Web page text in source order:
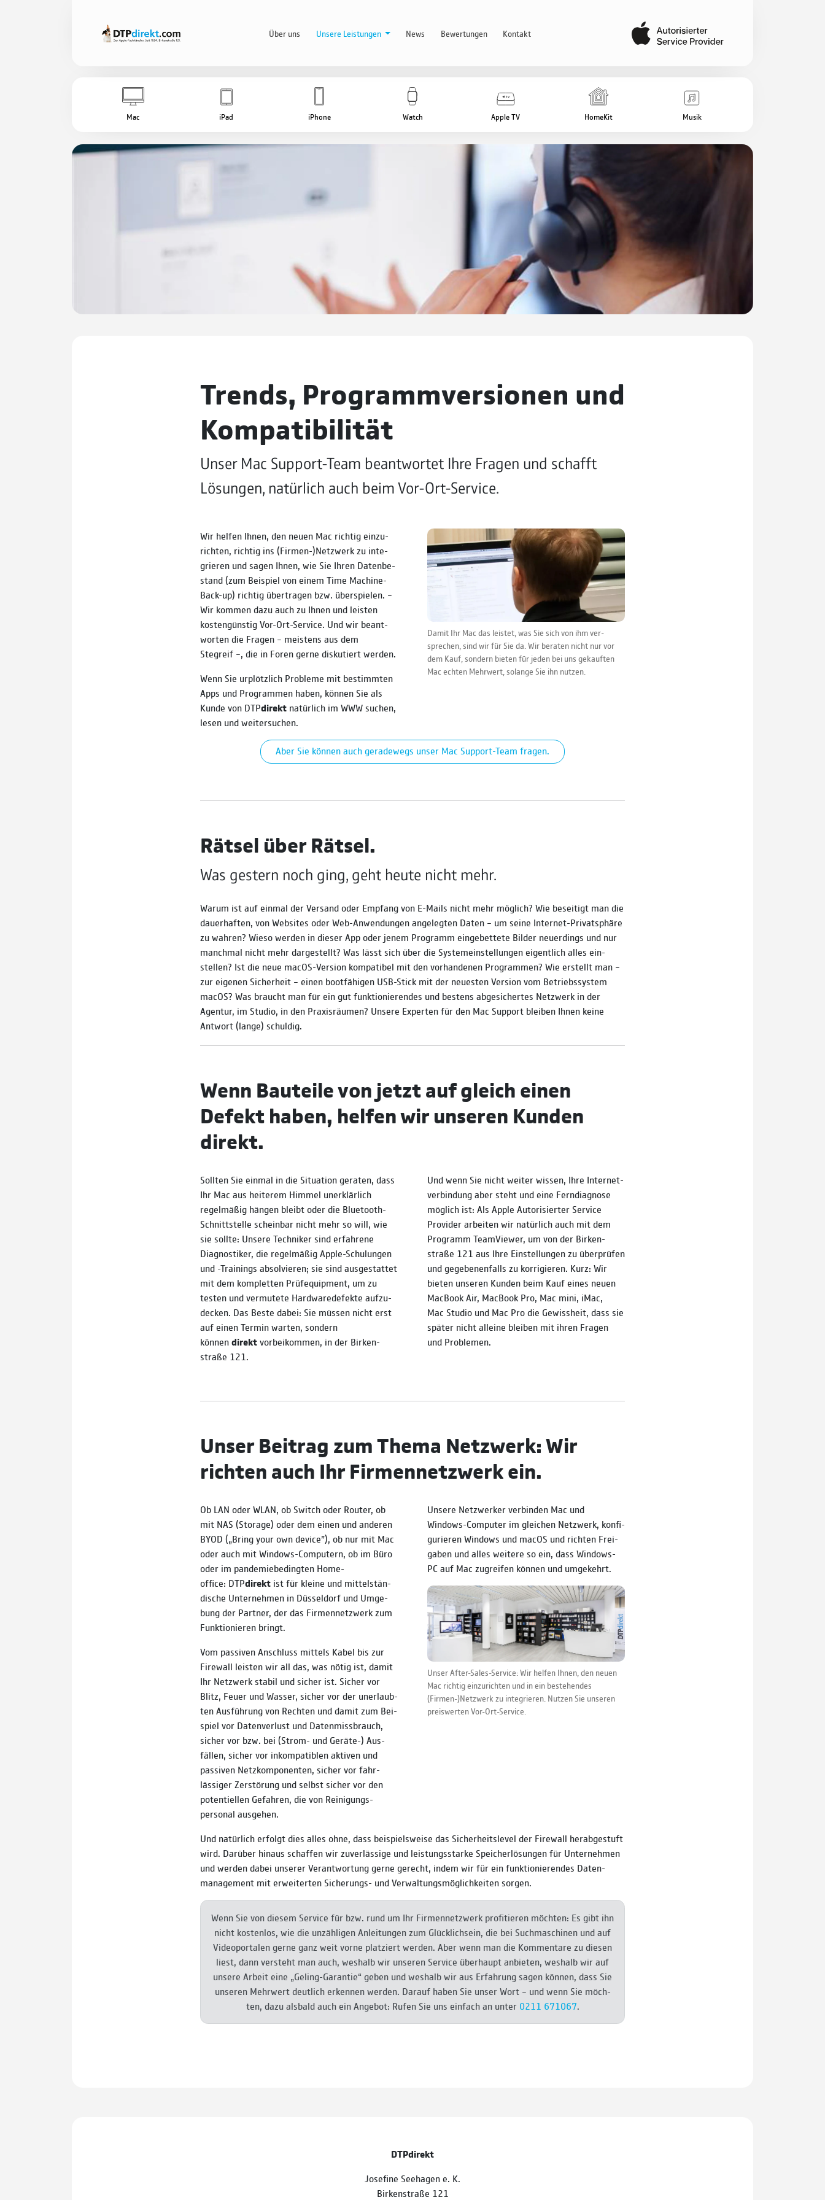
Über uns Unsere Leistungen News Bewertungen Kontakt
Mac iPad iPhone Watch Apple TV HomeKit Musik
Trends, Programmversionen und
Kompatibilität
Unser Mac Support-Team beant­wortet Ihre Fragen und schafft
Lösungen, natür­lich auch beim Vor-Ort-Service.
Wir helfen Ihnen, den neuen Mac richtig ein­zu­
rich­ten, richtig ins (Firmen-)Netz­werk zu inte­
grie­ren und sagen Ihnen, wie Sie Ihren Daten­be­
stand (zum Bei­spiel von einem Time Machine-
Back-up) richtig über­tragen bzw. über­spielen. –
Wir kommen dazu auch zu Ihnen und leisten
kosten­güns­tig Vor-Ort-Service. Und wir beant­
worten die Fragen – meistens aus dem
Stegreif –, die in Foren gerne dis­ku­tiert werden.
Wenn Sie ur­plötz­lich Pro­bleme mit be­stimm­ten
Apps und Pro­gram­men haben, können Sie als
Kunde von DTPdirekt natürlich im WWW suchen,
lesen und weiter­suchen.
Damit Ihr Mac das leistet, was Sie sich von ihm ver­
sprechen, sind wir für Sie da. Wir bera­ten nicht nur vor
dem Kauf, son­dern bieten für jeden bei uns gekauf­ten
Mac echten Mehr­wert, so­lange Sie ihn nutzen.
Aber Sie können auch gerade­wegs unser Mac Support-Team fragen.
Rätsel über Rätsel.
Was gestern noch ging, geht heute nicht mehr.
Warum ist auf einmal der Ver­sand oder Emp­fang von E-Mails nicht mehr mög­lich? Wie besei­tigt man die
dauer­haf­ten, von Websites oder Web-Anwendungen ange­leg­ten Daten – um seine Inter­net-Privats­phäre
zu wahren? Wieso werden in dieser App oder jenem Pro­gramm einge­bette­te Bilder neuer­dings und nur
manch­mal nicht mehr dar­ge­stellt? Was lässt sich über die System­ein­stellun­gen eigent­lich alles ein­
stellen? Ist die neue macOS-Version kom­pa­ti­bel mit den vor­han­de­nen Pro­gram­men? Wie er­stellt man –
zur eige­nen Sicher­heit – einen boot­fähi­gen USB-Stick mit der neuesten Version vom Betriebs­system
macOS? Was braucht man für ein gut funk­tio­nieren­des und bestens abge­sicher­tes Netz­werk in der
Agentur, im Studio, in den Praxis­räumen? Unsere Exper­ten für den Mac Support blei­ben Ihnen keine
Antwort (lange) schuldig.
Wenn Bauteile von jetzt auf gleich einen
Defekt haben, helfen wir unseren Kunden
direkt.
Sollten Sie ein­mal in die Situa­tion ge­ra­ten, dass
Ihr Mac aus hei­te­rem Himmel un­er­klär­lich
regel­mäßig hängen bleibt oder die Blue­tooth-
Schnitt­stelle schein­bar nicht mehr so will, wie
sie sollte: Unsere Techni­ker sind erfah­rene
Diag­nosti­ker, die regel­mäßig Apple-Schulungen
und -Trainings absol­vieren; sie sind aus­ge­stattet
mit dem kom­plet­ten Prüf­equip­ment, um zu
testen und vermu­tete Hard­ware­defekte aufzu­
decken. Das Beste dabei: Sie müssen nicht erst
auf einen Termin warten, sondern
könnendirektvorbei­kommen, in der Birken­
straße 121.
Und wenn Sie nicht weiter wissen, Ihre Inter­net­
ver­bindung aber steht und eine Fern­diagnose
mög­lich ist: Als Apple Autori­sierter Service
Provider arbei­ten wir natür­lich auch mit dem
Pro­gramm Team­Viewer, um von der Birken­
straße 121 aus Ihre Ein­stellun­gen zu über­prüfen
und gege­be­nen­falls zu korri­gieren. Kurz: Wir
bieten unse­ren Kunden beim Kauf eines neuen
MacBook Air, MacBook Pro, Mac mini, iMac,
Mac Studio und Mac Pro die Gewiss­heit, dass sie
später nicht alleine bleiben mit ihren Fragen
und Problemen.
Unser Beitrag zum Thema Netzwerk: Wir
richten auch Ihr Firmennetzwerk ein.
Ob LAN oder WLAN, ob Switch oder Router, ob
mit NAS (Storage) oder dem einen und ande­ren
BYOD („Bring your own device”), ob nur mit Mac
oder auch mit Windows-Computern, ob im Büro
oder im pande­mie­be­ding­ten Home­
office: DTPdirekt ist für kleine und mittel­stän­
dische Unter­neh­men in Düssel­dorf und Um­ge­
bung der Partner, der das Firmen­netz­werk zum
Funk­tio­nie­ren bringt.
Vom pas­siven An­schluss mit­tels Kabel bis zur
Fire­wall leisten wir all das, was nötig ist, damit
Ihr Netz­werk stabil und sicher ist. Sicher vor
Blitz, Feuer und Wasser, sicher vor der uner­laub­
ten Aus­führung von Rech­ten und damit zum Bei­
spiel vor Daten­ver­lust und Daten­miss­brauch,
sicher vor bzw. bei (Strom- und Geräte-) Aus­
fällen, sicher vor inkom­pa­tib­len aktiven und
passi­ven Netz­kom­po­nen­ten, sicher vor fahr­
lässi­ger Zer­störung und selbst sicher vor den
poten­tiel­len Gefah­ren, die von Reini­gungs­
personal aus­gehen.
Unsere Netzwerker ver­bin­den Mac und
Windows-Computer im gleichen Netz­werk, konfi­
gurie­ren Windows und macOS und richten Frei­
gaben und alles weitere so ein, dass Windows-
PC auf Mac zu­grei­fen können und um­ge­kehrt.
Unser After-Sales-Service: Wir helfen Ihnen, den neuen
Mac richtig einzurichten und in ein bestehendes
(Firmen-)Netzwerk zu integrieren. Nutzen Sie unseren
preiswerten Vor-Ort-Service.
Und natür­lich er­folgt dies alles ohne, dass bei­spiels­weise das Sicher­heits­level der Fire­wall herab­ge­stuft
wird. Darüber hinaus schaffen wir zuver­lässige und leistungs­starke Speicher­lösungen für Unter­nehmen
und werden dabei unserer Verant­wortung gerne ge­recht, indem wir für ein funk­tio­nie­ren­des Daten­
mana­ge­ment mit er­wei­ter­ten Sicherungs- und Verwal­tungs­mög­lich­keiten sorgen.
Wenn Sie von diesem Service für bzw. rund um Ihr Firmen­netz­werk profi­tie­ren möch­ten: Es gibt ihn
nicht kosten­los, wie die un­zähli­gen Anlei­tun­gen zum Glück­lich­sein, die bei Such­maschinen und auf
Video­por­talen gerne ganz weit vorne plat­ziert werden. Aber wenn man die Kom­men­tare zu diesen
liest, dann ver­steht man auch, wes­halb wir unse­ren Service über­haupt an­bie­ten, wes­halb wir auf
unsere Arbeit eine „Geling-Garantie“ geben und wes­halb wir aus Erfah­rung sagen können, dass Sie
unse­ren Mehr­wert deut­lich er­kennen wer­den. Darauf haben Sie unser Wort – und wenn Sie möch­
ten, dazu als­bald auch ein An­ge­bot: Rufen Sie uns einfach an unter 0211 671067.
DTPdirekt
Josefine Seehagen e. K.
Birkenstraße 121